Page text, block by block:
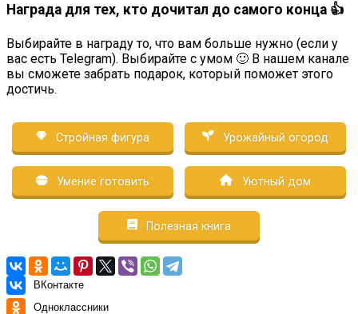
Награда для тех, кто дочитал до самого конца 👍
Выбирайте в награду то, что вам больше нужно (если у
вас есть Telegram). Выбирайте с умом 🙂 В нашем канале
вы сможете забрать подарок, который поможет этого
достичь.
Стройная фигура Урожайный огород
Умение готовить Уютный дом
Полезная книга
ВКонтакте
Одноклассники